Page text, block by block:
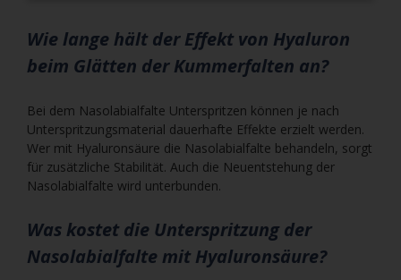
Wie lange hält der Effekt von Hyaluron
beim Glätten der Kummerfalten an?
Bei dem Nasolabialfalte Unterspritzen können je nach
Unterspritzungsmaterial dauerhafte Effekte erzielt werden.
Wer mit Hyaluronsäure die Nasolabialfalte behandeln, sorgt
für zusätzliche Stabilität. Auch die Neuentstehung der
Nasolabialfalte wird unterbunden.
Was kostet die Unterspritzung der
Nasolabialfalte mit Hyaluronsäure?